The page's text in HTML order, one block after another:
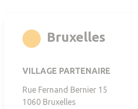
Bruxelles
VILLAGE PARTENAIRE
Rue Fernand Bernier 15
1060 Bruxelles